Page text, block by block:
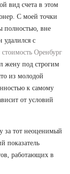
вид счета в этом
С моей точки
полностью, вне
удалился с
Оренбург
жену под строгим
из молодой
к самому
от условий
за тот неоценимый
показатель
работающих в